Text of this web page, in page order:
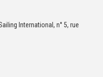
International, n° 5, rue